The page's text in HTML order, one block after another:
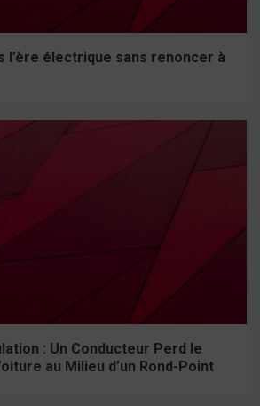
l’ère électrique sans renoncer à
: Un Conducteur Perd le
au Milieu d’un Rond-Point